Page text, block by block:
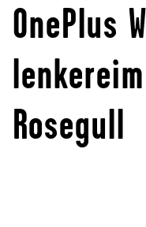
OnePlus
Rosegull